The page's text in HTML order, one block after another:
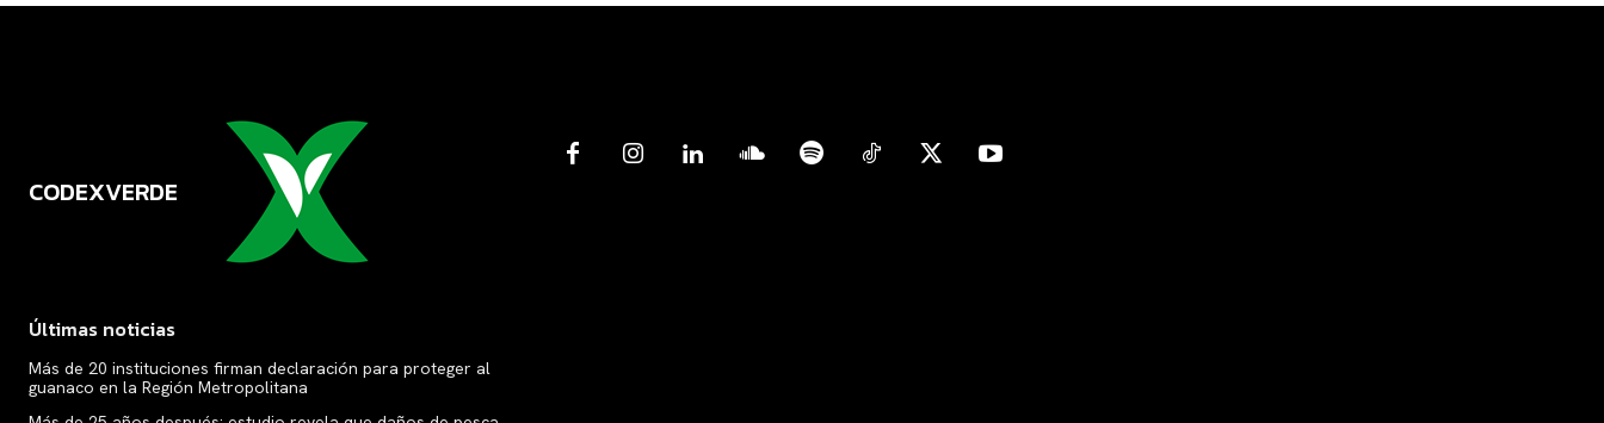
CODEXVERDE
Últimas noticias
Más de 20 instituciones firman declaración para proteger al
guanaco en la Región Metropolitana